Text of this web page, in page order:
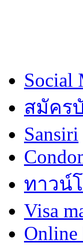
Social
สมัคร
Sansiri
ทาวน์
Visa
Online